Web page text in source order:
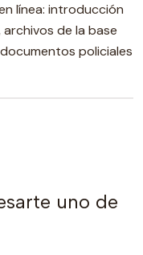
línea: introducción
archivos de la base
policiales
uno de